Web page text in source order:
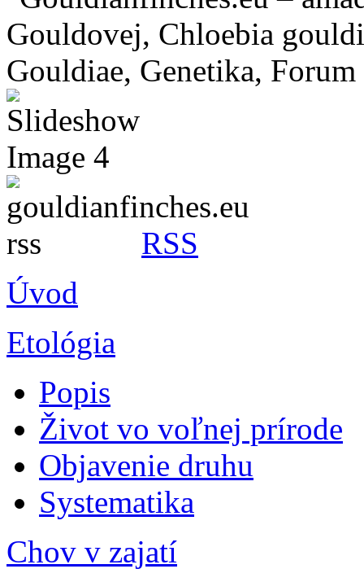
RSS
Úvod
Etológia
Popis
Život vo voľnej prírode
Objavenie druhu
Systematika
Chov v zajatí